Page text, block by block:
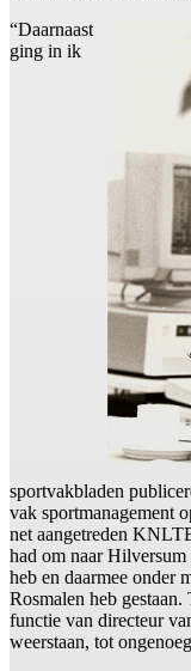
“Daarnaast
ging in ik
sportvakbladen
vak sportmanagement
net aangetreden
had om naar
heb en daarmee onder
Rosmalen heb
functie van directeur
weerstaan, tot